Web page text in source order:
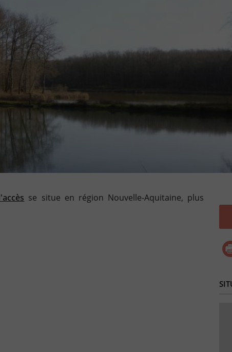
se situe en région Nouvelle-Aquitaine, plus